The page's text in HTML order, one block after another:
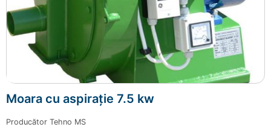
Moara cu aspirație 7.5 kw
Producător Tehno MS
Ai adăugat în coș
Moara cu aspirație 7.5 kw
00001386
54900.00 lei